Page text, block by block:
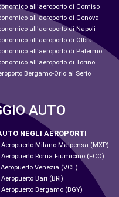
all'aeroporto di Comiso
all'aeroporto di Genova
all'aeroporto di Napoli
all'aeroporto di Olbia
all'aeroporto di Palermo
all'aeroporto di Torino
Bergamo-Orio al Serio
AUTO
NEGLI AEROPORTI
Milano Malpensa (MXP)
Roma Fiumicino (FCO)
Venezia (VCE)
Bari (BRI)
Bergamo (BGY)